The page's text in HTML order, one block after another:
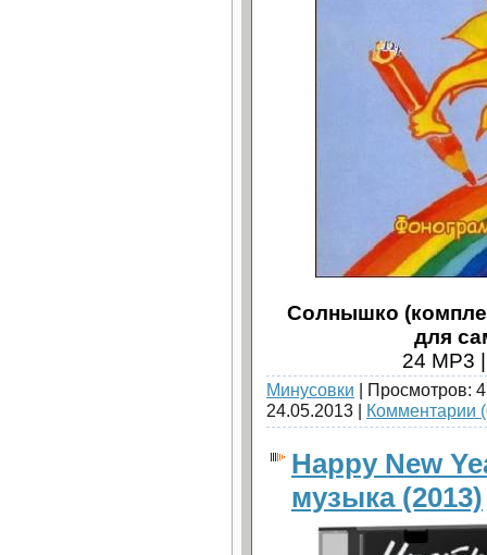
Солнышко
для
24 MP3
Минусовки | Просмотров:
24.05.2013 | Комментарии
Happy New
музыка (2013)